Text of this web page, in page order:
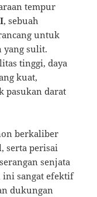
tempur
, sebuah
untuk
yang sulit.
tinggi, daya
kuat,
pasukan darat
berkaliber
serta perisai
senjata
ini sangat efektif
dukungan